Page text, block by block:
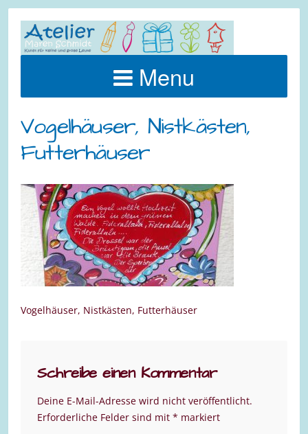
Menu
Vogelhäuser, Nistkästen,
Futterhäuser
Vogelhäuser, Nistkästen, Futterhäuser
Schreibe einen Kommentar
Deine E-Mail-Adresse wird nicht veröffentlicht.
Erforderliche Felder sind mit * markiert